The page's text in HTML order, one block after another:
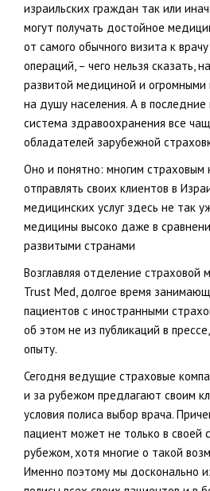
израильских граждан так или
могут получать достойное
от самого обычного визита к
операций, – чего нельзя сказать,
развитой медициной и огромными
на душу населения. А в последние
система здравоохранения все
обладателей зарубежной
Оно и понятно: многим страховым
отправлять своих клиентов в
медицинских услуг здесь не так
медицины высоко даже в
развитыми странами
Возглавляя отделение страховой
Trust Med, долгое время
пациентов с иностранными
об этом не из публикаций в
опыту.
Сегодня ведущие страховые
и за рубежом предлагают своим
условия полиса выбор врача.
пациент может не только в своей
рубежом, хотя многие о такой
Именно поэтому мы досконально